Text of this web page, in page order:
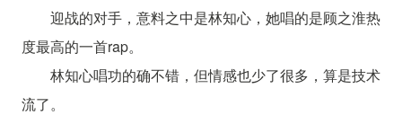
迎战的对手，意料之中是林知心，她唱的是顾之淮热
度最高的一首rap。
林知心唱功的确不错，但情感也少了很多，算是技术
流了。